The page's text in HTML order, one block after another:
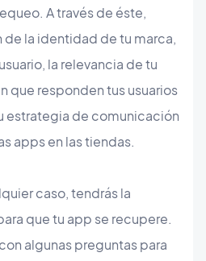
A través de éste,
la identidad de tu marca,
la relevancia de tu
que responden tus usuarios
estrategia de comunicación
apps en las tiendas.
caso, tendrás la
que tu app se recupere.
algunas preguntas para